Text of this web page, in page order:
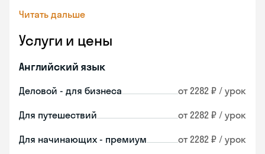
Читать дальше
Услуги и цены
Английский язык
Деловой - для бизнеса от 2282 ₽ / урок
Для путешествий от 2282 ₽ / урок
Для начинающих - премиум от 2282 ₽ / урок